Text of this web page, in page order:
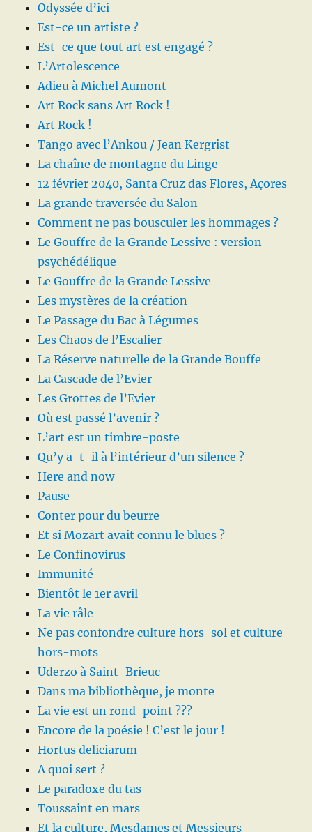
Odyssée d’ici
Est-ce un artiste ?
Est-ce que tout art est engagé ?
L’Artolescence
Adieu à Michel Aumont
Art Rock sans Art Rock !
Art Rock !
Tango avec l’Ankou / Jean Kergrist
La chaîne de montagne du Linge
12 février 2040, Santa Cruz das Flores, Açores
La grande traversée du Salon
Comment ne pas bousculer les hommages ?
Le Gouffre de la Grande Lessive : version
psychédélique
Le Gouffre de la Grande Lessive
Les mystères de la création
Le Passage du Bac à Légumes
Les Chaos de l’Escalier
La Réserve naturelle de la Grande Bouffe
La Cascade de l’Evier
Les Grottes de l’Evier
Où est passé l’avenir ?
L’art est un timbre-poste
Qu’y a-t-il à l’intérieur d’un silence ?
Here and now
Pause
Conter pour du beurre
Et si Mozart avait connu le blues ?
Le Confinovirus
Immunité
Bientôt le 1er avril
La vie râle
Ne pas confondre culture hors-sol et culture
hors-mots
Uderzo à Saint-Brieuc
Dans ma bibliothèque, je monte
La vie est un rond-point ???
Encore de la poésie ! C’est le jour !
Hortus deliciarum
A quoi sert ?
Le paradoxe du tas
Toussaint en mars
Et la culture, Mesdames et Messieurs